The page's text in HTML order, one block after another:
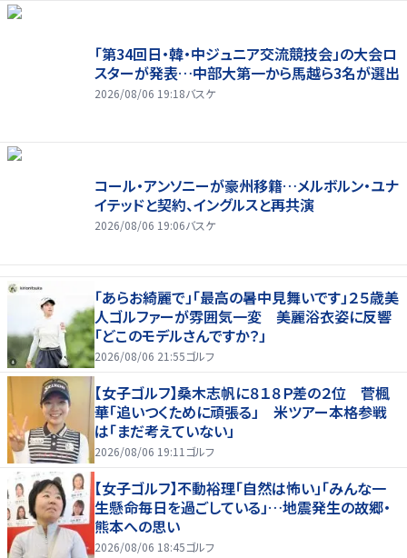
「第34回日・韓・中ジュニア交流競技会」の大会ロ
スターが発表…中部大第一から馬越ら3名が選出
2026/08/06 19:18バスケ
コール・アンソニーが豪州移籍…メルボルン・ユナ
イテッドと契約、イングルスと再共演
2026/08/06 19:06バスケ
「あらお綺麗で」「最高の暑中見舞いです」２５歳美
人ゴルファーが雰囲気一変 美麗浴衣姿に反響
「どこのモデルさんですか？」
2026/08/06 21:55ゴルフ
【女子ゴルフ】桑木志帆に８１８Ｐ差の２位 菅楓
華「追いつくために頑張る」 米ツアー本格参戦
は「まだ考えていない」
2026/08/06 19:11 ゴルフ
【女子ゴルフ】不動裕理「自然は怖い」「みんな一
生懸命毎日を過ごしている」…地震発生の故郷・
熊本への思い
2026/08/06 18:45ゴルフ